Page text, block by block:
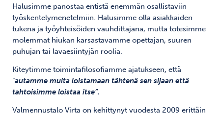
Halusimme panostaa entistä enemmän osallistaviin
työskentelymenetelmiin. Halusimme olla asiakkaiden
tukena ja työyhteisöiden vauhdittajana, mutta totesimme
molemmat hiukan karsastavamme opettajan, suuren
puhujan tai lavaesiintyjän roolia.
Kiteytimme toimintafilosofiamme ajatukseen, että
”autamme muita loistamaan tähtenä sen sijaan että
tahtoisimme loistaa itse”.
Valmennustalo Virta on kehittynyt vuodesta 2009 erittäin